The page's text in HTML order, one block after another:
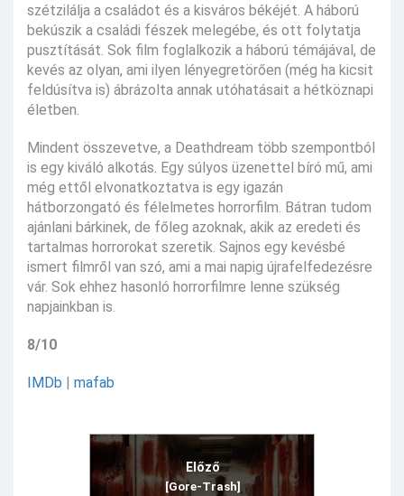
szétzilálja a családot és a kisváros békéjét. A háború
bekúszik a családi fészek melegébe, és ott folytatja
pusztítását. Sok film foglalkozik a háború témájával, de
kevés az olyan, ami ilyen lényegretörően (még ha kicsit
feldúsítva is) ábrázolta annak utóhatásait a hétköznapi
életben.
Mindent összevetve, a Deathdream több szempontból
is egy kiváló alkotás. Egy súlyos üzenettel bíró mű, ami
még ettől elvonatkoztatva is egy igazán
hátborzongató és félelmetes horrorfilm. Bátran tudom
ajánlani bárkinek, de főleg azoknak, akik az eredeti és
tartalmas horrorokat szeretik. Sajnos egy kevésbé
ismert filmről van szó, ami a mai napig újrafelfedezésre
vár. Sok ehhez hasonló horrorfilmre lenne szükség
napjainkban is.
8/10
IMDb | mafab
Előző
[Gore-Trash]